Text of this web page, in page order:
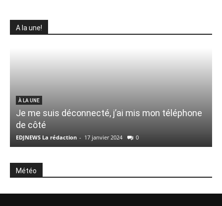
A la une!
À LA UNE
Je me suis déconnecté, j’ai mis mon téléphone
de côté
EDJNEWS La rédaction - 17 janvier 2024 0
Météo